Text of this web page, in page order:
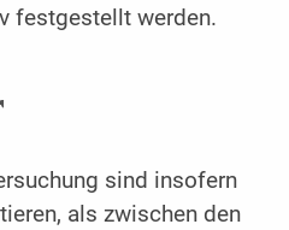
festgestellt werden.
sind insofern
als zwischen den